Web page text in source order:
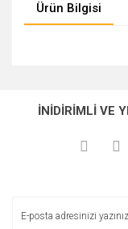
Ürün Bilgisi
kullanarak
Görüş ve
Ürün
İNİDİRİMLİ VE